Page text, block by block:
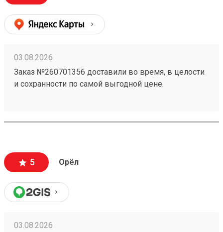
03.08.2026
Заказ №260701356 доставили во время, в целости
и сохранности по самой выгодной цене.
5 Орёл
03.08.2026